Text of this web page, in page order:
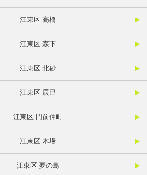
江東区 高橋
江東区 森下
江東区 北砂
江東区 辰巳
江東区 門前仲町
江東区 木場
江東区 夢の島